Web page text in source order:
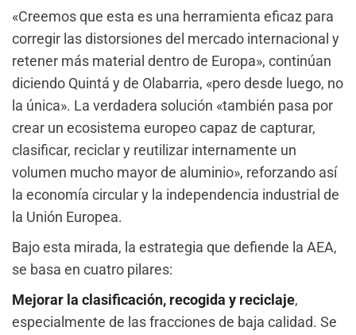
«Creemos que esta es una herramienta eficaz para
corregir las distorsiones del mercado internacional y
retener más material dentro de Europa», continúan
diciendo Quintá y de Olabarria, «pero desde luego, no
la única». La verdadera solución «también pasa por
crear un ecosistema europeo capaz de capturar,
clasificar, reciclar y reutilizar internamente un
volumen mucho mayor de aluminio», reforzando así
la economía circular y la independencia industrial de
la Unión Europea.
Bajo esta mirada, la estrategia que defiende la AEA,
se basa en cuatro pilares:
Mejorar la clasificación, recogida y reciclaje,
especialmente de las fracciones de baja calidad. Se